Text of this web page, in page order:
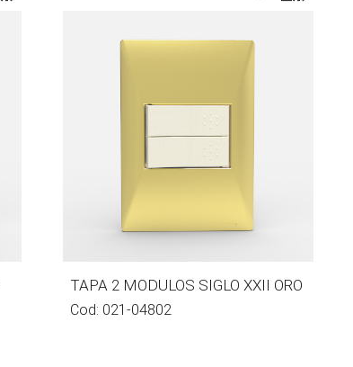
TAPA 2 MODULOS SIGLO XXII ORO
Cod: 021-04802